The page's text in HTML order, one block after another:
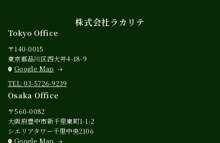
株式会社ラカリテ
Tokyo Office
〒140-0015
東京都品川区西大井4-18-9
Google Map
TEL: 03-5726-9239
Osaka Office
〒560-0082
大阪府豊中市新千里東町1-1-2
シエリアタワー千里中央2106
Google Map